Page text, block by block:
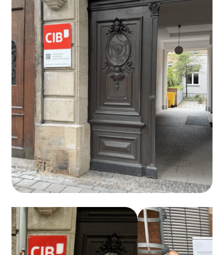
CIB AI ChatBot
¡Hola! ¿Qué puedo hacer por ti?